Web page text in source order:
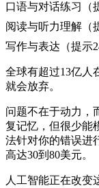
口语与对话练习（
阅读与听力理解（
写作与表达（提示
全球有超过13亿人
就会放弃。
问题不在于动力，
复记忆，但很少能
法针对你的错误进
高达30到80美元。
人工智能正在改变